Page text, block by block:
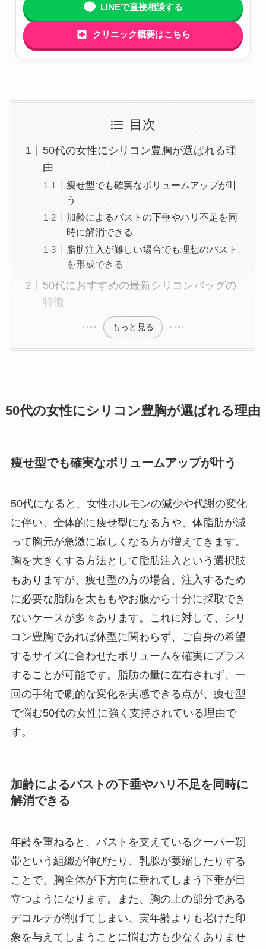
LINEで直接相談する
クリニック概要はこちら
目次
50代の女性にシリコン豊胸が選ばれる理
由
痩せ型でも確実なボリュームアップが叶
う
加齢によるバストの下垂やハリ不足を同
時に解消できる
脂肪注入が難しい場合でも理想のバスト
を形成できる
50代におすすめの最新シリコンバッグの
特徴
もっと見る
50代の女性にシリコン豊胸が選ばれる理由
痩せ型でも確実なボリュームアップが叶う
50代になると、女性ホルモンの減少や代謝の変化
に伴い、全体的に痩せ型になる方や、体脂肪が減
って胸元が急激に寂しくなる方が増えてきます。
胸を大きくする方法として脂肪注入という選択肢
もありますが、痩せ型の方の場合、注入するため
に必要な脂肪を太ももやお腹から十分に採取でき
ないケースが多々あります。これに対して、シリ
コン豊胸であれば体型に関わらず、ご自身の希望
するサイズに合わせたボリュームを確実にプラス
することが可能です。脂肪の量に左右されず、一
回の手術で劇的な変化を実感できる点が、痩せ型
で悩む50代の女性に強く支持されている理由で
す。
加齢によるバストの下垂やハリ不足を同時に
解消できる
年齢を重ねると、バストを支えているクーパー靭
帯という組織が伸びたり、乳腺が萎縮したりする
ことで、胸全体が下方向に垂れてしまう下垂が目
立つようになります。また、胸の上の部分である
デコルテが削げてしまい、実年齢よりも老けた印
象を与えてしまうことに悩む方も少なくありませ